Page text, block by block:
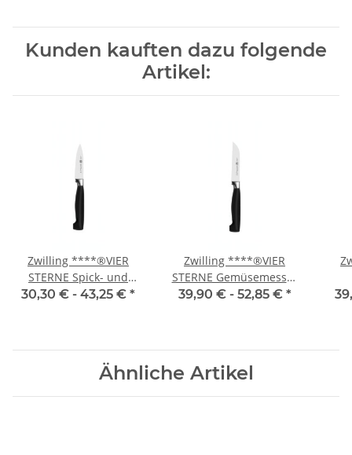
Kunden kauften dazu folgende
Artikel:
Zwilling ****®VIER
STERNE Spick- und
Garniermesser 8 cm
30,30 € - 43,25 € *
Zwilling ****®VIER
STERNE Gemüsemesser
8 cm
39,90 € - 52,85 € *
Ähnliche Artikel